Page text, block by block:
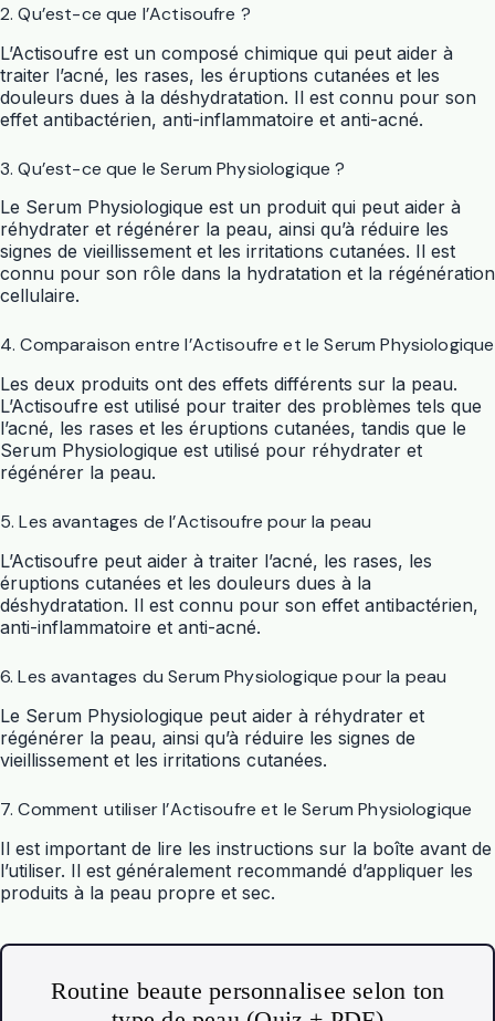
2. Qu’est-ce que l’Actisoufre ?
L’Actisoufre est un composé chimique qui peut aider à
traiter l’acné, les rases, les éruptions cutanées et les
douleurs dues à la déshydratation. Il est connu pour son
effet antibactérien, anti-inflammatoire et anti-acné.
3. Qu’est-ce que le Serum Physiologique ?
Le Serum Physiologique est un produit qui peut aider à
réhydrater et régénérer la peau, ainsi qu’à réduire les
signes de vieillissement et les irritations cutanées. Il est
connu pour son rôle dans la hydratation et la régénération
cellulaire.
4. Comparaison entre l’Actisoufre et le Serum Physiologique
Les deux produits ont des effets différents sur la peau.
L’Actisoufre est utilisé pour traiter des problèmes tels que
l’acné, les rases et les éruptions cutanées, tandis que le
Serum Physiologique est utilisé pour réhydrater et
régénérer la peau.
5. Les avantages de l’Actisoufre pour la peau
L’Actisoufre peut aider à traiter l’acné, les rases, les
éruptions cutanées et les douleurs dues à la
déshydratation. Il est connu pour son effet antibactérien,
anti-inflammatoire et anti-acné.
6. Les avantages du Serum Physiologique pour la peau
Le Serum Physiologique peut aider à réhydrater et
régénérer la peau, ainsi qu’à réduire les signes de
vieillissement et les irritations cutanées.
7. Comment utiliser l’Actisoufre et le Serum Physiologique
Il est important de lire les instructions sur la boîte avant de
l’utiliser. Il est généralement recommandé d’appliquer les
produits à la peau propre et sec.
Routine beaute personnalisee selon ton